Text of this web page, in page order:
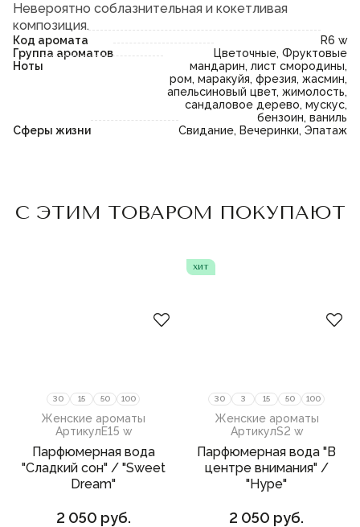
Невероятно соблазнительная и кокетливая
композиция.
Код аромата
R6 w
Группа ароматов
Цветочные, Фруктовые
Ноты
мандарин, лист смородины,
ром, маракуйя, фрезия, жасмин,
апельсиновый цвет, жимолость,
сандаловое дерево, мускус,
бензоин, ваниль
Сферы жизни
Свидание, Вечеринки, Эпатаж
С ЭТИМ ТОВАРОМ ПОКУПАЮТ
зарегистрируйтесь,
чтобы добавить товар в
30 15 50 100
Женские ароматы
АртикулE15 w
Парфюмерная вода
"Сладкий сон" / "Sweet
Dream"
2 050 руб.
хит
зарегистрируйтесь,
чтобы добавить товар в
30 3 15 50 100
Женские ароматы
АртикулS2 w
Парфюмерная вода "В
центре внимания" /
"Hype"
2 050 руб.